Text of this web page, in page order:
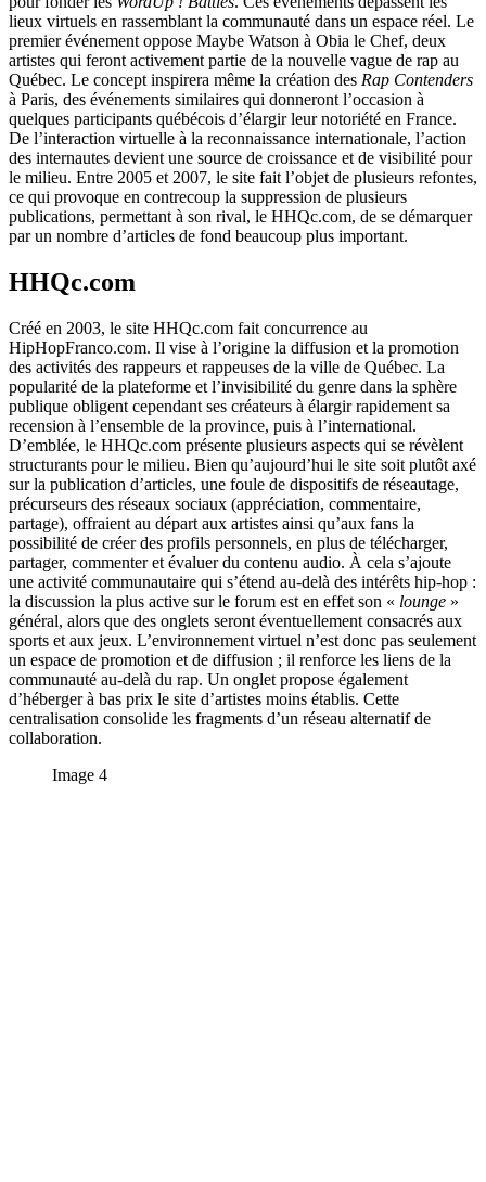
lieux virtuels en rassemblant la communauté dans un espace réel. Le
premier événement oppose Maybe Watson à Obia le Chef, deux
artistes qui feront activement partie de la nouvelle vague de rap au
Québec. Le concept inspirera même la création des Rap Contenders
à Paris, des événements similaires qui donneront l’occasion à
quelques participants québécois d’élargir leur notoriété en France.
De l’interaction virtuelle à la reconnaissance internationale, l’action
des internautes devient une source de croissance et de visibilité pour
le milieu. Entre 2005 et 2007, le site fait l’objet de plusieurs refontes,
ce qui provoque en contrecoup la suppression de plusieurs
publications, permettant à son rival, le HHQc.com, de se démarquer
par un nombre d’articles de fond beaucoup plus important.
HHQc.com
Créé en 2003, le site HHQc.com fait concurrence au
HipHopFranco.com. Il vise à l’origine la diffusion et la promotion
des activités des rappeurs et rappeuses de la ville de Québec. La
popularité de la plateforme et l’invisibilité du genre dans la sphère
publique obligent cependant ses créateurs à élargir rapidement sa
recension à l’ensemble de la province, puis à l’international.
D’emblée, le HHQc.com présente plusieurs aspects qui se révèlent
structurants pour le milieu. Bien qu’aujourd’hui le site soit plutôt axé
sur la publication d’articles, une foule de dispositifs de réseautage,
précurseurs des réseaux sociaux (appréciation, commentaire,
partage), offraient au départ aux artistes ainsi qu’aux fans la
possibilité de créer des profils personnels, en plus de télécharger,
partager, commenter et évaluer du contenu audio. À cela s’ajoute
une activité communautaire qui s’étend au-delà des intérêts hip-hop :
la discussion la plus active sur le forum est en effet son « lounge »
général, alors que des onglets seront éventuellement consacrés aux
sports et aux jeux. L’environnement virtuel n’est donc pas seulement
un espace de promotion et de diffusion ; il renforce les liens de la
communauté au-delà du rap. Un onglet propose également
d’héberger à bas prix le site d’artistes moins établis. Cette
centralisation consolide les fragments d’un réseau alternatif de
collaboration.
Image 4